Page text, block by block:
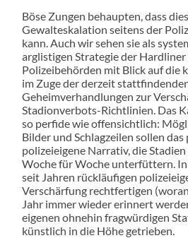
Böse Zungen behaupten, dass
Gewalteskalation seitens der
kann. Auch wir sehen sie als
arglistigen Strategie der
Polizeibehörden mit Blick auf die
im Zuge der derzeit
Geheimverhandlungen zur
Stadionverbots-Richtlinien. Das
so perfide wie offensichtlich:
Bilder und Schlagzeilen sollen
polizeieigene Narrativ, die
Woche für Woche unterfüttern. In
seit Jahren rückläufigen
Verschärfung rechtfertigen
Jahr immer wieder erinnert
eigenen ohnehin fragwürdigen
künstlich in die Höhe getrieben.